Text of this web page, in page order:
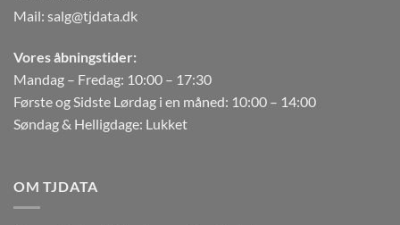
Mail: salg@tjdata.dk
Vores åbningstider:
Mandag – Fredag: 10:00 – 17:30
Første og Sidste Lørdag i en måned: 10:00 – 14:00
Søndag & Helligdage: Lukket
OM TJDATA